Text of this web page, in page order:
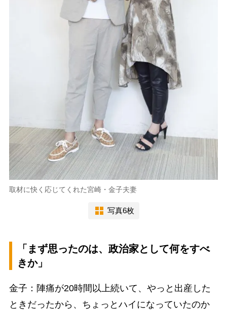
取材に快く応じてくれた宮崎・金子夫妻
写真6枚
「まず思ったのは、政治家として何をすべ
きか」
金子：陣痛が20時間以上続いて、やっと出産した
ときだったから、ちょっとハイになっていたのか